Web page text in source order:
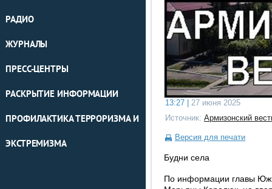
РАДИО
ЖУРНАЛЫ
ПРЕСС-ЦЕНТРЫ
РАСКРЫТИЕ ИНФОРМАЦИИ
ПРОФИЛАКТИКА ТЕРРОРИЗМА И
ЭКСТРЕМИЗМА
13:27 |
27 июня 2025
Источник: Армизонский
Версия для печати
Будни села
По информации главы